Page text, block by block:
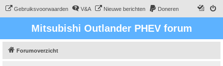
Gebruiksvoorwaarden V&A Nieuwe berichten Doneren
Mitsubishi Outlander PHEV forum
Forumoverzicht